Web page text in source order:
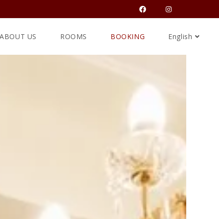
ABOUT US ROOMS BOOKING English